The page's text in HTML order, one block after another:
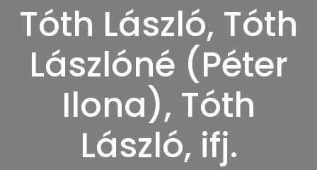
Tóth László, Tóth
Lászlóné (Péter
Ilona), Tóth
László, ifj.